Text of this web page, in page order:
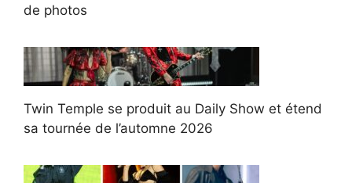
de photos
Twin Temple se produit au Daily Show et étend
sa tournée de l’automne 2026